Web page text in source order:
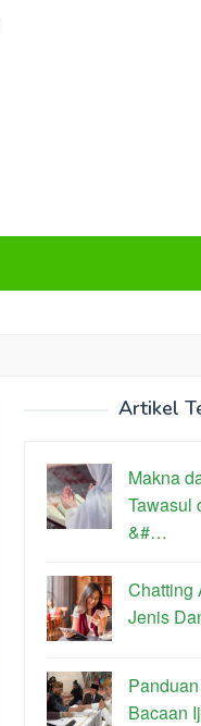
Artikel
Makna
Tawasul
&#…
Chatting
Jenis
Bacaan